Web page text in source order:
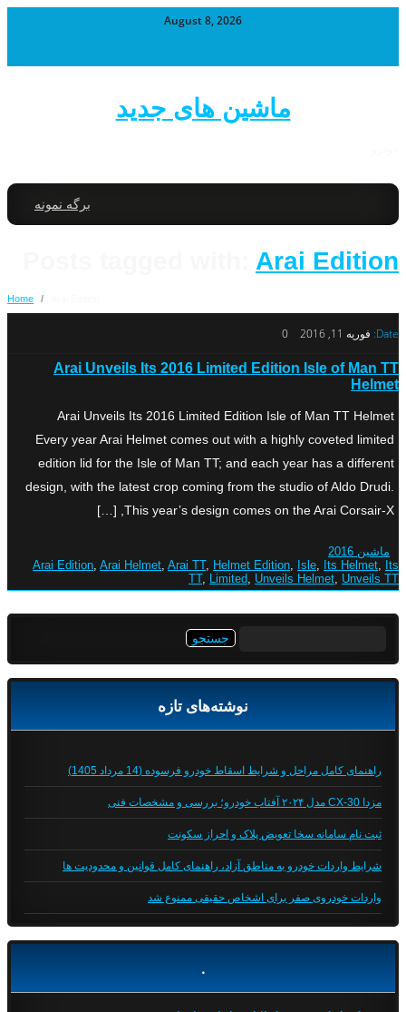
August 8, 2026
ماشین های جدید
برگه نمونه
Arai Edition
Home /
Date: فوریه 11, 2016 0
Arai Unveils Its 2016 Limited Edition Isle of Man TT
Helmet
Arai Unveils Its 2016 Limited Edition Isle of Man TT Helmet
Every year Arai Helmet comes out with a highly coveted limited
edition lid for the Isle of Man TT; and each year has a different
design, with the latest crop coming from the studio of Aldo Drudi.
This year’s design comes on the Arai Corsair-X, […]
ماشین 2016
Arai Edition, Arai Helmet, Arai TT, Helmet Edition, Isle, Its Helmet, Its
TT, Limited, Unveils Helmet, Unveils TT
نوشته‌های تازه
راهنمای کامل مراحل و شرایط اسقاط خودرو فرسوده (14 مرداد 1405)
مزدا CX-30 مدل ۲۰۲۴ آفتاب خودرو؛ بررسی و مشخصات فنی
ثبت نام سامانه سخا تعویض پلاک و احراز سکونت
شرایط واردات خودرو به مناطق آزاد، راهنمای کامل قوانین و محدودیت ها
واردات خودروی صفر برای اشخاص حقیقی ممنوع شد
.